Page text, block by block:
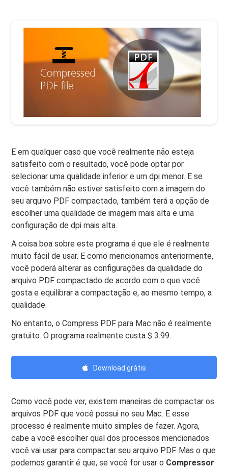
E em qualquer caso que você realmente não esteja
satisfeito com o resultado, você pode optar por
selecionar uma qualidade inferior e um dpi menor. E se
você também não estiver satisfeito com a imagem do
seu arquivo PDF compactado, também terá a opção de
escolher uma qualidade de imagem mais alta e uma
configuração de dpi mais alta.
A coisa boa sobre este programa é que ele é realmente
muito fácil de usar. E como mencionamos anteriormente,
você poderá alterar as configurações da qualidade do
arquivo PDF compactado de acordo com o que você
gosta e equilibrar a compactação e, ao mesmo tempo, a
qualidade.
No entanto, o Compress PDF para Mac não é realmente
gratuito. O programa realmente custa $ 3.99.
Download grátis
Como você pode ver, existem maneiras de compactar os
arquivos PDF que você possui no seu Mac. E esse
processo é realmente muito simples de fazer. Agora,
cabe a você escolher qual dos processos mencionados
você vai usar para compactar seu arquivo PDF. Mas o que
podemos garantir é que, se você for usar o Compressor